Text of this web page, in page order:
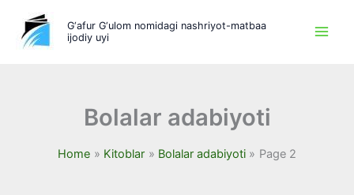
content
G‘afur G‘ulom nomidagi nashriyot-matbaa
ijodiy uyi
Bolalar adabiyoti
Home Kitoblar Bolalar adabiyoti Page 2